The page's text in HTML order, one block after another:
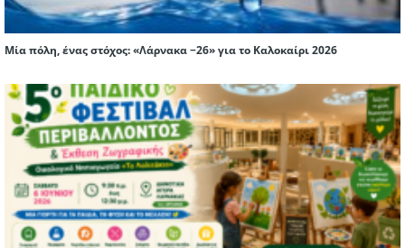
Μία πόλη, ένας στόχος: «Λάρνακα −26» για το Καλοκαίρι 2026